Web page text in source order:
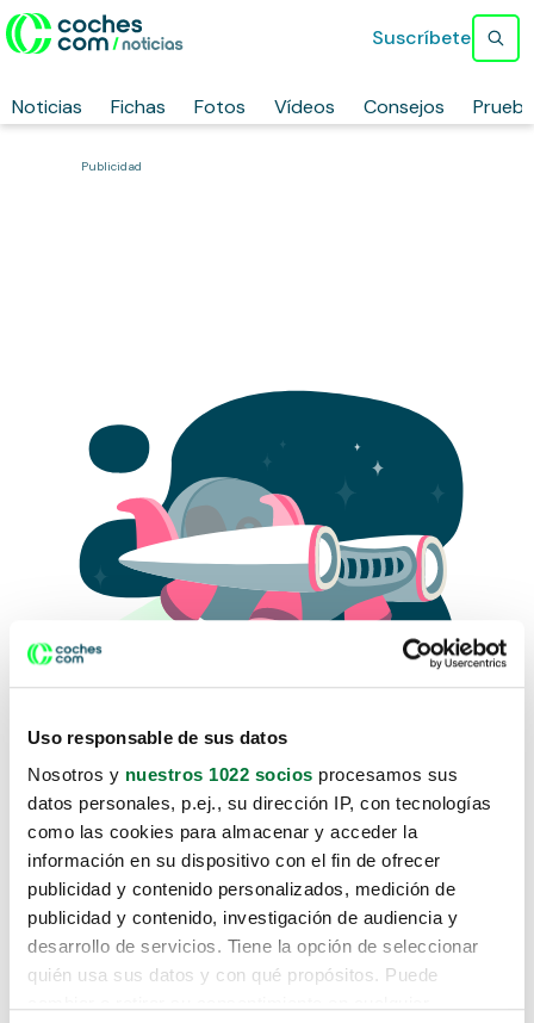
Uso responsable de sus datos
Nosotros y nuestros 1022 socios procesamos sus
datos personales, p.ej., su dirección IP, con tecnologías
como las cookies para almacenar y acceder la
información en su dispositivo con el fin de ofrecer
publicidad y contenido personalizados, medición de
publicidad y contenido, investigación de audiencia y
desarrollo de servicios. Tiene la opción de seleccionar
quién usa sus datos y con qué propósitos. Puede
Noticias Fichas Fotos Vídeos Consejos
Suscríbete
Publicidad
Lo sentimos, no sabemos como
te hemos traido hasta aquí.
Pero puedes encontrar el coche que estás
buscando en alguno de estos enlaces: